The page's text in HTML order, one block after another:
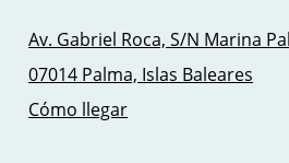
Av. Gabriel Roca, S/N Marina
07014 Palma, Islas Baleares
Cómo llegar